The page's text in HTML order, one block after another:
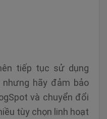
tiếp tục sử dụng
nhưng hãy đảm bảo
và chuyển đổi
tùy chọn linh hoạt